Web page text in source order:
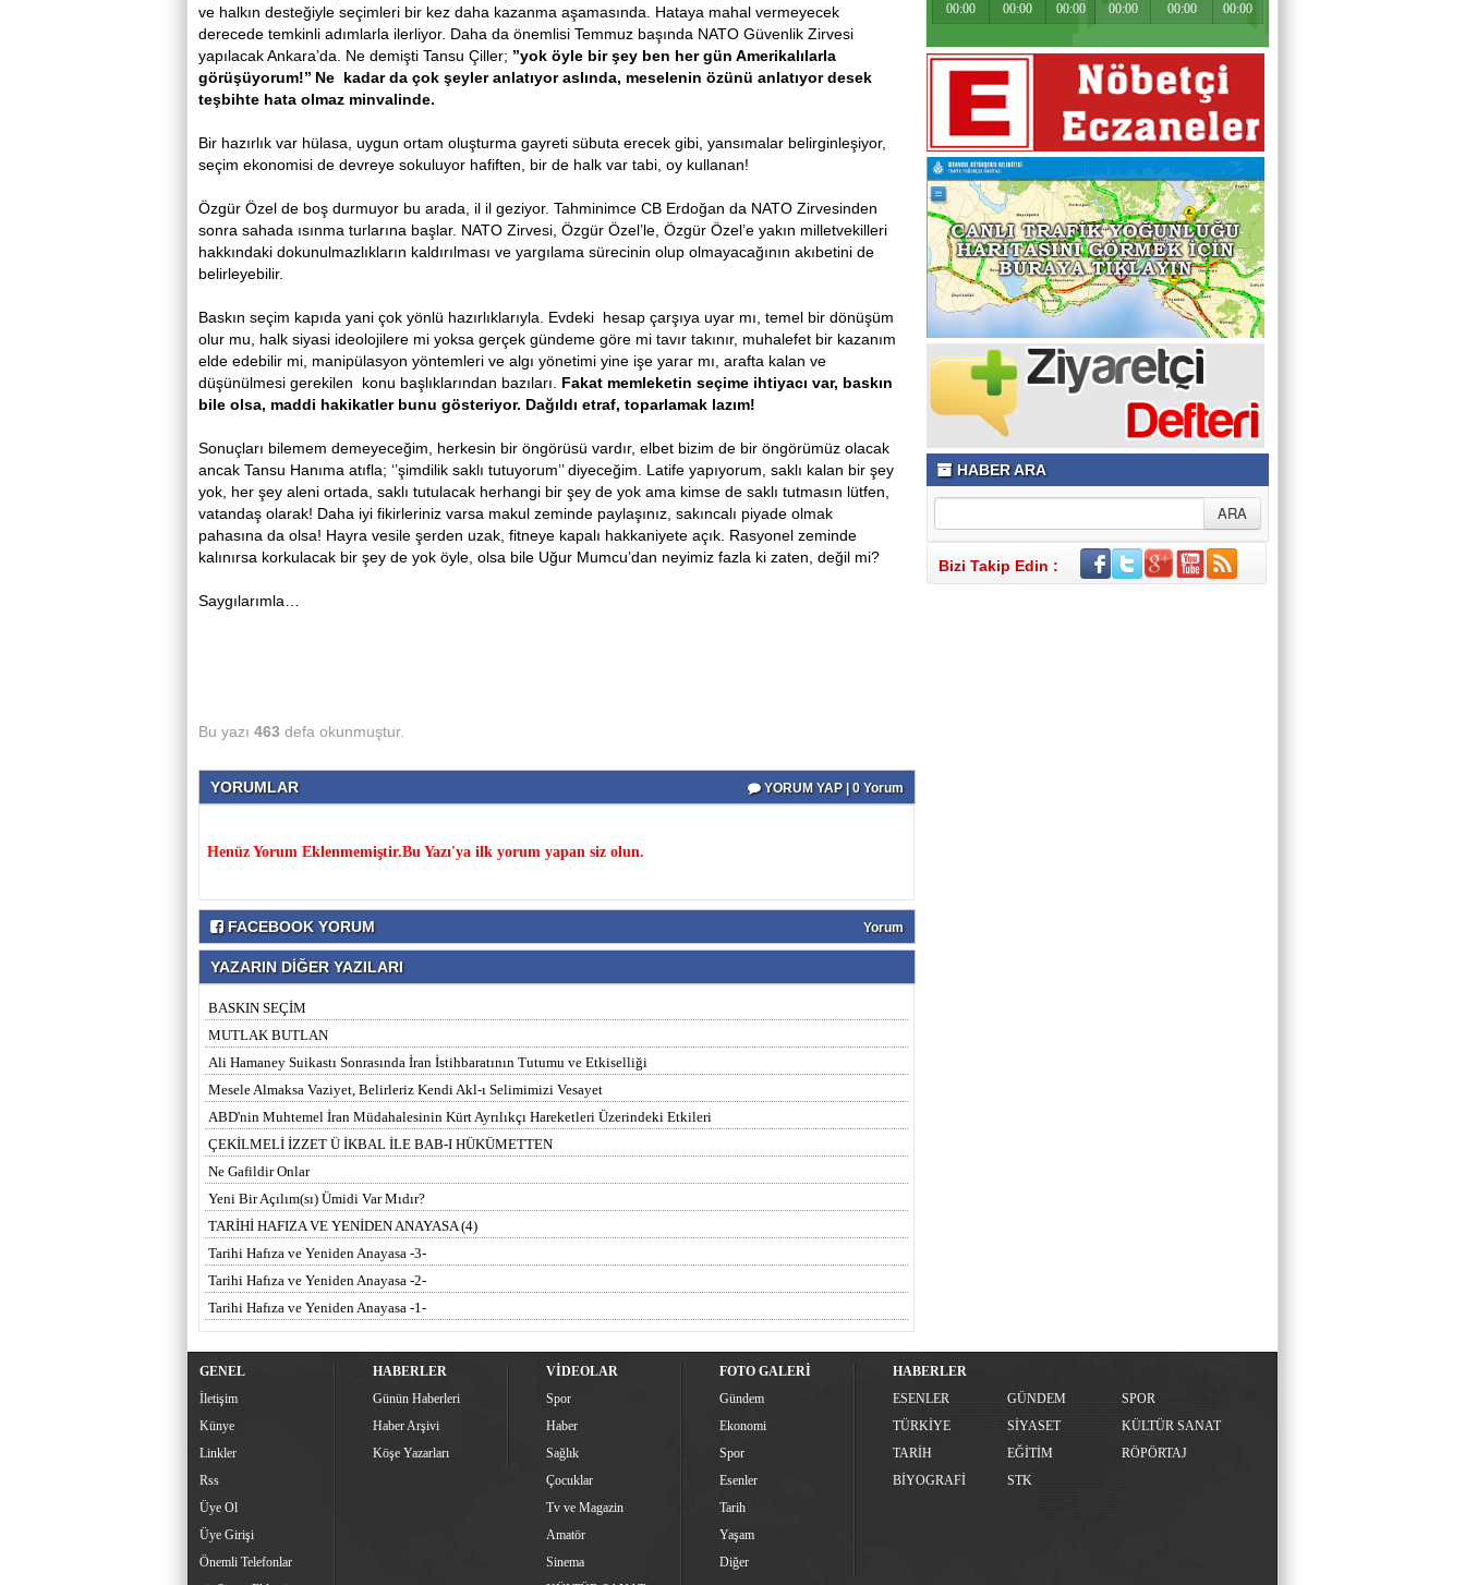
ve halkın desteğiyle seçimleri bir kez daha kazanma aşamasında. Hataya mahal vermeyecek
derecede temkinli adımlarla ilerliyor. Daha da önemlisi Temmuz başında NATO Güvenlik Zirvesi
yapılacak Ankara’da. Ne demişti Tansu Çiller; ’’yok öyle bir şey ben her gün Amerikalılarla
görüşüyorum!’’ Ne kadar da çok şeyler anlatıyor aslında, meselenin özünü anlatıyor desek
teşbihte hata olmaz minvalinde.
Bir hazırlık var hülasa, uygun ortam oluşturma gayreti sübuta erecek gibi, yansımalar belirginleşiyor,
seçim ekonomisi de devreye sokuluyor hafiften, bir de halk var tabi, oy kullanan!
Özgür Özel de boş durmuyor bu arada, il il geziyor. Tahminimce CB Erdoğan da NATO Zirvesinden
sonra sahada ısınma turlarına başlar. NATO Zirvesi, Özgür Özel’le, Özgür Özel’e yakın milletvekilleri
hakkındaki dokunulmazlıkların kaldırılması ve yargılama sürecinin olup olmayacağının akıbetini de
belirleyebilir.
Baskın seçim kapıda yani çok yönlü hazırlıklarıyla. Evdeki hesap çarşıya uyar mı, temel bir dönüşüm
olur mu, halk siyasi ideolojilere mi yoksa gerçek gündeme göre mi tavır takınır, muhalefet bir kazanım
elde edebilir mi, manipülasyon yöntemleri ve algı yönetimi yine işe yarar mı, arafta kalan ve
düşünülmesi gerekilen konu başlıklarından bazıları. Fakat memleketin seçime ihtiyacı var, baskın
bile olsa, maddi hakikatler bunu gösteriyor. Dağıldı etraf, toparlamak lazım!
Sonuçları bilemem demeyeceğim, herkesin bir öngörüsü vardır, elbet bizim de bir öngörümüz olacak
ancak Tansu Hanıma atıfla; ‘’şimdilik saklı tutuyorum’’ diyeceğim. Latife yapıyorum, saklı kalan bir şey
yok, her şey aleni ortada, saklı tutulacak herhangi bir şey de yok ama kimse de saklı tutmasın lütfen,
vatandaş olarak! Daha iyi fikirleriniz varsa makul zeminde paylaşınız, sakıncalı piyade olmak
pahasına da olsa! Hayra vesile şerden uzak, fitneye kapalı hakkaniyete açık. Rasyonel zeminde
kalınırsa korkulacak bir şey de yok öyle, olsa bile Uğur Mumcu’dan neyimiz fazla ki zaten, değil mi?
Saygılarımla…
Bu yazı 463 defa okunmuştur.
YORUMLAR YORUM YAP | 0 Yorum
Henüz Yorum Eklenmemiştir.Bu Yazı'ya ilk yorum yapan siz olun.
FACEBOOK YORUM Yorum
YAZARIN DİĞER YAZILARI
BASKIN SEÇİM
MUTLAK BUTLAN
Ali Hamaney Suikastı Sonrasında İran İstihbaratının Tutumu ve Etkiselliği
Mesele Almaksa Vaziyet, Belirleriz Kendi Akl-ı Selimimizi Vesayet
ABD'nin Muhtemel İran Müdahalesinin Kürt Ayrılıkçı Hareketleri Üzerindeki Etkileri
ÇEKİLMELİ İZZET Ü İKBAL İLE BAB-I HÜKÜMETTEN
Ne Gafildir Onlar
Yeni Bir Açılım(sı) Ümidi Var Mıdır?
TARİHİ HAFIZA VE YENİDEN ANAYASA (4)
Tarihi Hafıza ve Yeniden Anayasa -3-
Tarihi Hafıza ve Yeniden Anayasa -2-
Tarihi Hafıza ve Yeniden Anayasa -1-
00:00 00:00 00:00 00:00 00:00 00:00
HABER ARA
Bizi Takip Edin :
GENEL
İletişim
Künye
Linkler
Rss
Üye Ol
Üye Girişi
Önemli Telefonlar
HABERLER
Günün Haberleri
Haber Arşivi
Köşe Yazarları
VİDEOLAR
Spor
Haber
Sağlık
Çocuklar
Tv ve Magazin
Amatör
Sinema
FOTO GALERİ
Gündem
Ekonomi
Spor
Esenler
Tarih
Yaşam
Diğer
HABERLER
ESENLER
GÜNDEM
SPOR
TÜRKİYE
SİYASET
KÜLTÜR SANAT
TARİH
EĞİTİM
RÖPÖRTAJ
BİYOGRAFİ
STK